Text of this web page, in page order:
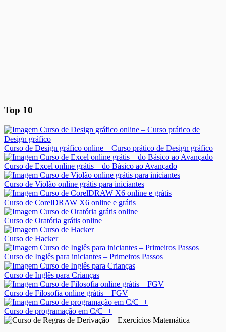
Top 10
Curso de Design gráfico online – Curso prático de Design gráfico
Curso de Excel online grátis – do Básico ao Avançado
Curso de Violão online grátis para iniciantes
Curso de CorelDRAW X6 online e grátis
Curso de Oratória grátis online
Curso de Hacker
Curso de Inglês para iniciantes – Primeiros Passos
Curso de Inglês para Crianças
Curso de Filosofia online grátis – FGV
Curso de programação em C/C++